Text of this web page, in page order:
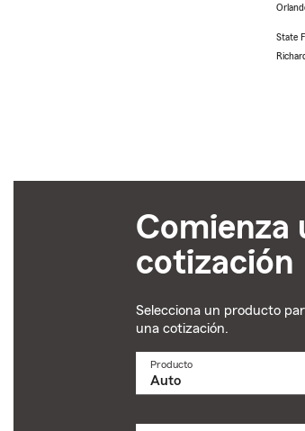
State
Comienza
cotización
Selecciona un producto
una cotización.
Producto
dropdown